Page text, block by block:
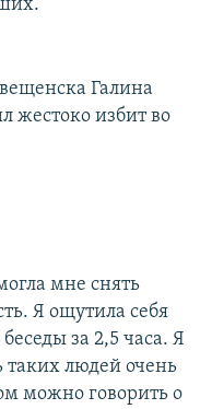
Галина
жестоко избит во
мне снять
Я ощутила себя
за 2,5 часа. Я
таких людей очень
можно говорить о